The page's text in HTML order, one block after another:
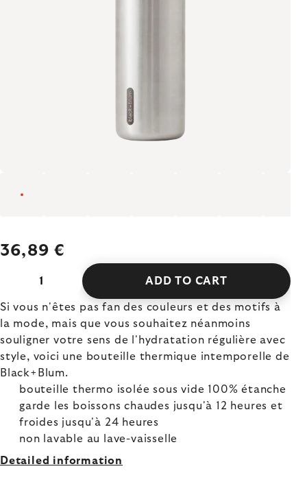
36,89 €
ADD TO CART
Si vous n'êtes pas fan des couleurs et des motifs à
la mode, mais que vous souhaitez néanmoins
souligner votre sens de l'hydratation régulière avec
style, voici une bouteille thermique intemporelle de
Black+Blum.
bouteille thermo isolée sous vide 100% étanche
garde les boissons chaudes jusqu'à 12 heures et
froides jusqu'à 24 heures
non lavable au lave-vaisselle
Detailed information